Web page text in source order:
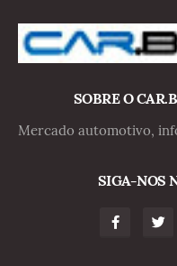
SOBRE O
Mercado automotivo,
SIGA-NOS